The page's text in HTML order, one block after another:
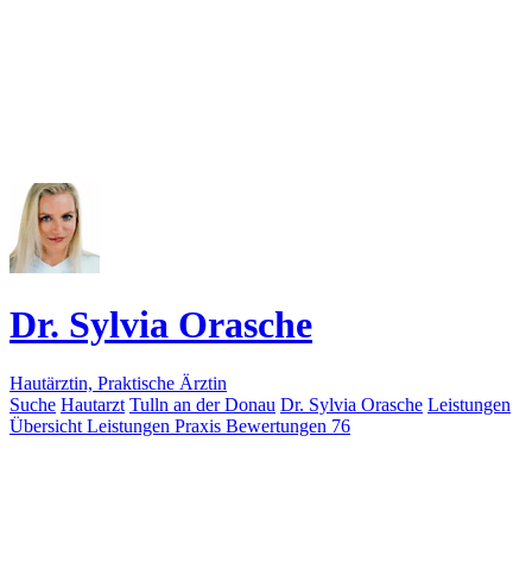
Dr. Sylvia Orasche
Hautärztin, Praktische Ärztin
Suche Hautarzt Tulln an der Donau Dr. Sylvia Orasche Leistungen
Übersicht Leistungen Praxis Bewertungen 76